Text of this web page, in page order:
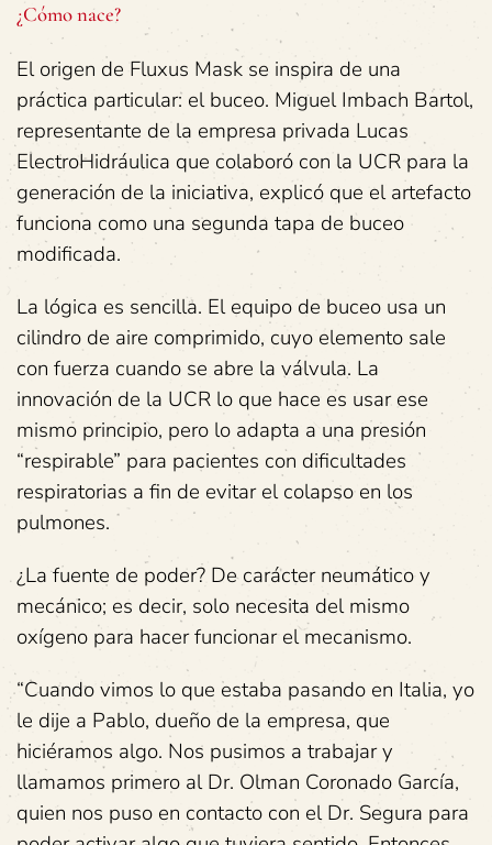
¿Cómo nace?
El origen de Fluxus Mask se inspira de una
práctica particular: el buceo. Miguel Imbach Bartol,
representante de la empresa privada Lucas
ElectroHidráulica que colaboró con la UCR para la
generación de la iniciativa, explicó que el artefacto
funciona como una segunda tapa de buceo
modificada.
La lógica es sencilla. El equipo de buceo usa un
cilindro de aire comprimido, cuyo elemento sale
con fuerza cuando se abre la válvula. La
innovación de la UCR lo que hace es usar ese
mismo principio, pero lo adapta a una presión
“respirable” para pacientes con dificultades
respiratorias a fin de evitar el colapso en los
pulmones.
¿La fuente de poder? De carácter neumático y
mecánico; es decir, solo necesita del mismo
oxígeno para hacer funcionar el mecanismo.
“Cuando vimos lo que estaba pasando en Italia, yo
le dije a Pablo, dueño de la empresa, que
hiciéramos algo. Nos pusimos a trabajar y
llamamos primero al Dr. Olman Coronado García,
quien nos puso en contacto con el Dr. Segura para